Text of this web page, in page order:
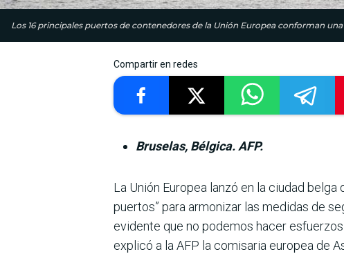
Los 16 principales puertos de contenedores de la Unión Europea conforman una
Compartir en redes
Bruselas, Bélgica. AFP.
La Unión Europea lanzó en la ciudad
puertos” para armonizar las medidas de
evidente que no podemos hacer
explicó a la AFP la comisaria europea de